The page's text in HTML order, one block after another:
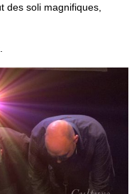
des soli magnifiques,